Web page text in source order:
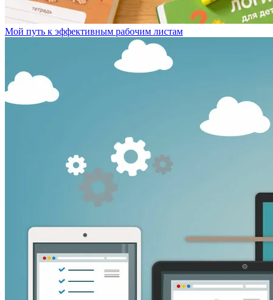
Мой путь к эффективным рабочим листам